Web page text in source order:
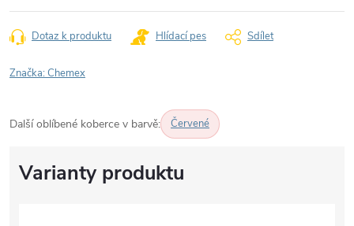
Dotaz k produktu Hlídací pes Sdílet
Značka:Chemex
Další oblíbené koberce v barvě: Červené